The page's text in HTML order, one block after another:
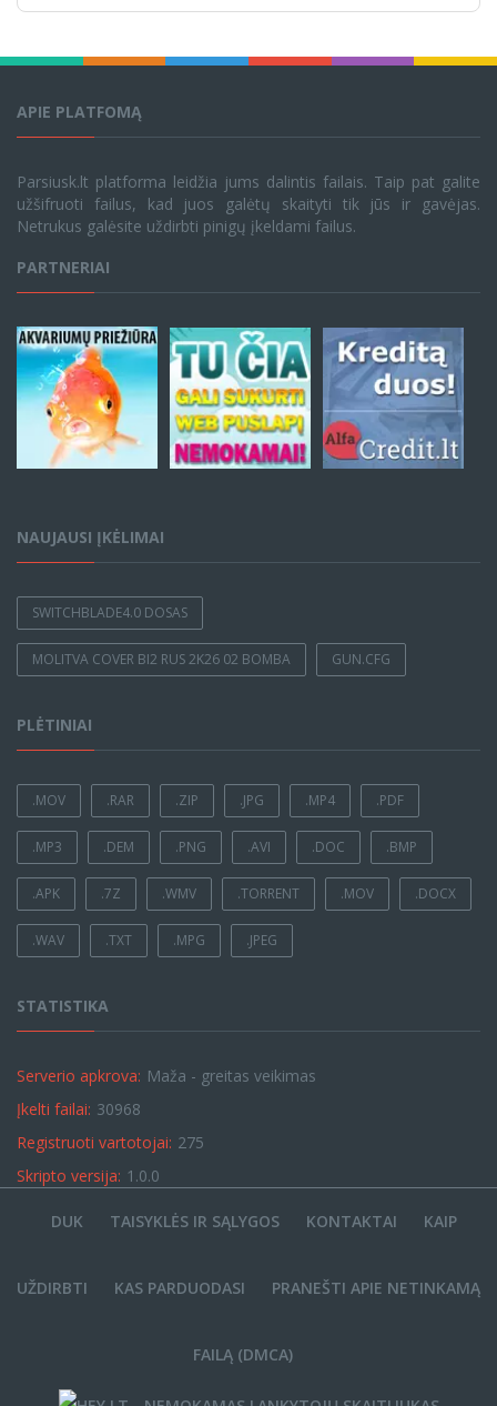
APIE PLATFOMĄ
Parsiusk.lt platforma leidžia jums dalintis failais. Taip pat galite
užšifruoti failus, kad juos galėtų skaityti tik jūs ir gavėjas.
Netrukus galėsite uždirbti pinigų įkeldami failus.
PARTNERIAI
NAUJAUSI ĮKĖLIMAI
SWITCHBLADE4.0 DOSAS
MOLITVA COVER BI2 RUS 2K26 02 BOMBA GUN.CFG
PLĖTINIAI
.MOV .RAR .ZIP .JPG .MP4 .PDF
.MP3 .DEM .PNG .AVI .DOC .BMP
.APK .7Z .WMV .TORRENT .MOV .DOCX
.WAV .TXT .MPG .JPEG
STATISTIKA
Serverio apkrova: Maža - greitas veikimas
Įkelti failai: 30968
Registruoti vartotojai: 275
Skripto versija: 1.0.0
DUK TAISYKLĖS IR SĄLYGOS KONTAKTAI KAIP
UŽDIRBTI KAS PARDUODASI PRANEŠTI APIE NETINKAMĄ
FAILĄ (DMCA)